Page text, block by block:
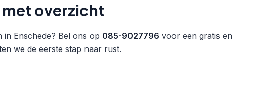
met overzicht
in Enschede? Bel ons op 085-9027796 voor een gratis en
we de eerste stap naar rust.